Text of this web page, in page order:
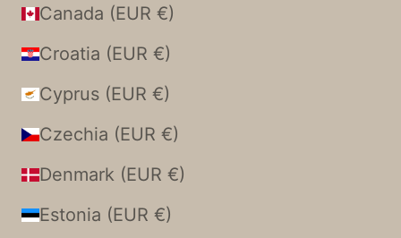
Canada (EUR €)
Croatia (EUR €)
Cyprus (EUR €)
Czechia (EUR €)
Denmark (EUR €)
Estonia (EUR €)